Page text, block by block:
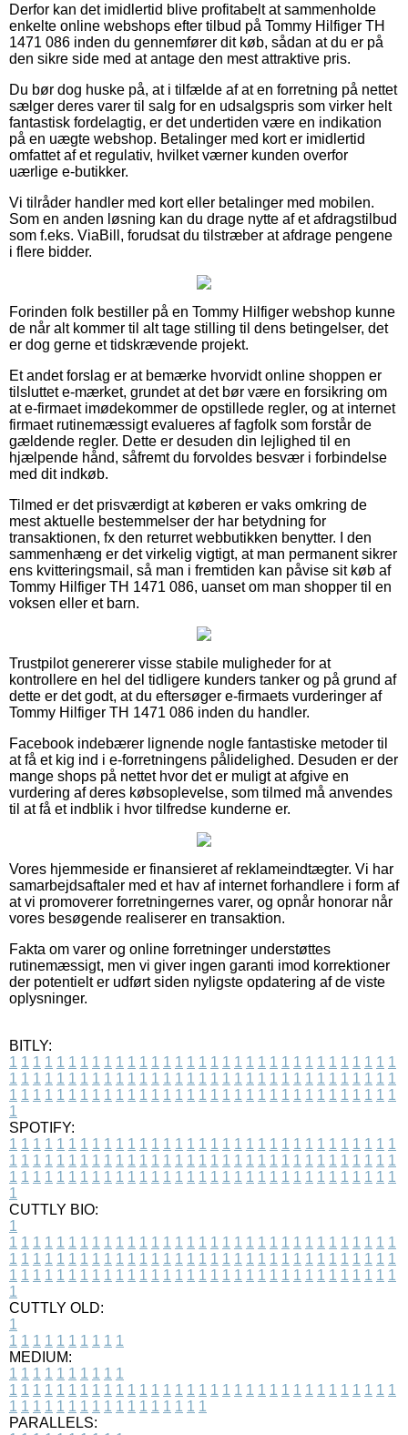
Derfor kan det imidlertid blive profitabelt at sammenholde
enkelte online webshops efter tilbud på Tommy Hilfiger TH
1471 086 inden du gennemfører dit køb, sådan at du er på
den sikre side med at antage den mest attraktive pris.
Du bør dog huske på, at i tilfælde af at en forretning på nettet
sælger deres varer til salg for en udsalgspris som virker helt
fantastisk fordelagtig, er det undertiden være en indikation
på en uægte webshop. Betalinger med kort er imidlertid
omfattet af et regulativ, hvilket værner kunden overfor
uærlige e-butikker.
Vi tilråder handler med kort eller betalinger med mobilen.
Som en anden løsning kan du drage nytte af et afdragstilbud
som f.eks. ViaBill, forudsat du tilstræber at afdrage pengene
i flere bidder.
Forinden folk bestiller på en Tommy Hilfiger webshop kunne
de når alt kommer til alt tage stilling til dens betingelser, det
er dog gerne et tidskrævende projekt.
Et andet forslag er at bemærke hvorvidt online shoppen er
tilsluttet e-mærket, grundet at det bør være en forsikring om
at e-firmaet imødekommer de opstillede regler, og at internet
firmaet rutinemæssigt evalueres af fagfolk som forstår de
gældende regler. Dette er desuden din lejlighed til en
hjælpende hånd, såfremt du forvoldes besvær i forbindelse
med dit indkøb.
Tilmed er det prisværdigt at køberen er vaks omkring de
mest aktuelle bestemmelser der har betydning for
transaktionen, fx den returret webbutikken benytter. I den
sammenhæng er det virkelig vigtigt, at man permanent sikrer
ens kvitteringsmail, så man i fremtiden kan påvise sit køb af
Tommy Hilfiger TH 1471 086, uanset om man shopper til en
voksen eller et barn.
Trustpilot genererer visse stabile muligheder for at
kontrollere en hel del tidligere kunders tanker og på grund af
dette er det godt, at du eftersøger e-firmaets vurderinger af
Tommy Hilfiger TH 1471 086 inden du handler.
Facebook indebærer lignende nogle fantastiske metoder til
at få et kig ind i e-forretningens pålidelighed. Desuden er der
mange shops på nettet hvor det er muligt at afgive en
vurdering af deres købsoplevelse, som tilmed må anvendes
til at få et indblik i hvor tilfredse kunderne er.
Vores hjemmeside er finansieret af reklameindtægter. Vi har
samarbejdsaftaler med et hav af internet forhandlere i form af
at vi promoverer forretningernes varer, og opnår honorar når
vores besøgende realiserer en transaktion.
Fakta om varer og online forretninger understøttes
rutinemæssigt, men vi giver ingen garanti imod korrektioner
der potentielt er udført siden nyligste opdatering af de viste
oplysninger.
BITLY:
1 1 1 1 1 1 1 1 1 1 1 1 1 1 1 1 1 1 1 1 1 1 1 1 1 1 1 1 1 1 1 1 1
1 1 1 1 1 1 1 1 1 1 1 1 1 1 1 1 1 1 1 1 1 1 1 1 1 1 1 1 1 1 1 1 1
1 1 1 1 1 1 1 1 1 1 1 1 1 1 1 1 1 1 1 1 1 1 1 1 1 1 1 1 1 1 1 1 1
1
SPOTIFY:
1 1 1 1 1 1 1 1 1 1 1 1 1 1 1 1 1 1 1 1 1 1 1 1 1 1 1 1 1 1 1 1 1
1 1 1 1 1 1 1 1 1 1 1 1 1 1 1 1 1 1 1 1 1 1 1 1 1 1 1 1 1 1 1 1 1
1 1 1 1 1 1 1 1 1 1 1 1 1 1 1 1 1 1 1 1 1 1 1 1 1 1 1 1 1 1 1 1 1
1
CUTTLY BIO:
1
1 1 1 1 1 1 1 1 1 1 1 1 1 1 1 1 1 1 1 1 1 1 1 1 1 1 1 1 1 1 1 1 1
1 1 1 1 1 1 1 1 1 1 1 1 1 1 1 1 1 1 1 1 1 1 1 1 1 1 1 1 1 1 1 1 1
1 1 1 1 1 1 1 1 1 1 1 1 1 1 1 1 1 1 1 1 1 1 1 1 1 1 1 1 1 1 1 1 1
1
CUTTLY OLD:
1
1 1 1 1 1 1 1 1 1 1
MEDIUM:
1 1 1 1 1 1 1 1 1 1
1 1 1 1 1 1 1 1 1 1 1 1 1 1 1 1 1 1 1 1 1 1 1 1 1 1 1 1 1 1 1 1 1
1 1 1 1 1 1 1 1 1 1 1 1 1 1 1 1 1
PARALLELS: